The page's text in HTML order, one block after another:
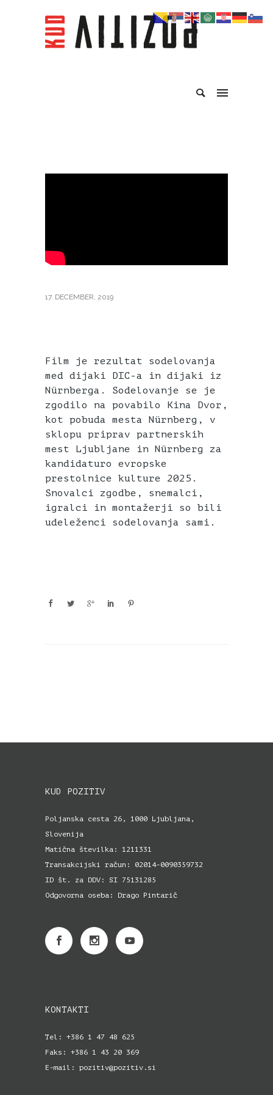
17. DECEMBER, 2019
Film je rezultat sodelovanja
med dijaki DIC-a in dijaki iz
Nürnberga. Sodelovanje se je
zgodilo na povabilo Kina Dvor,
kot pobuda mesta Nürnberg, v
sklopu priprav partnerskih
mest Ljubljane in Nürnberg za
kandidaturo evropske
prestolnice kulture 2025.
Snovalci zgodbe, snemalci,
igralci in montažerji so bili
udeleženci sodelovanja sami.
KUD POZITIV
Poljanska cesta 26, 1000 Ljubljana,
Slovenija
Matična številka: 1211331
Transakcijski račun: 02014-0090359732
ID št. za DDV: SI 75131285
Odgovorna oseba: Drago Pintarič
KONTAKTI
Tel: +386 1 47 48 625
Faks: +386 1 43 20 369
E-mail: pozitiv@pozitiv.si